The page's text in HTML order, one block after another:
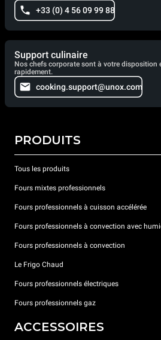
+33 (0) 4 56 09 99 88
Support culinaire
Nos chefs corporate sont à votre disposition
rapidement.
cooking.support@unox.com
PRODUITS
Tous les produits
Fours mixtes professionnels
Fours professionnels à cuisson accélérée
Fours professionnels à convection avec
Fours professionnels à convection
Le Frigo Chaud
Fours professionnels électriques
Fours professionnels gaz
ACCESSOIRES